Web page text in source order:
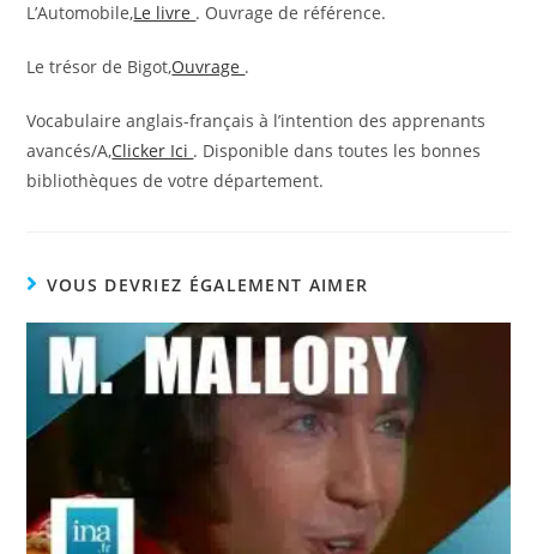
L’Automobile,Le livre . Ouvrage de référence.
Le trésor de Bigot,Ouvrage .
Vocabulaire anglais-français à l’intention des apprenants
avancés/A,Clicker Ici . Disponible dans toutes les bonnes
bibliothèques de votre département.
VOUS DEVRIEZ ÉGALEMENT AIMER